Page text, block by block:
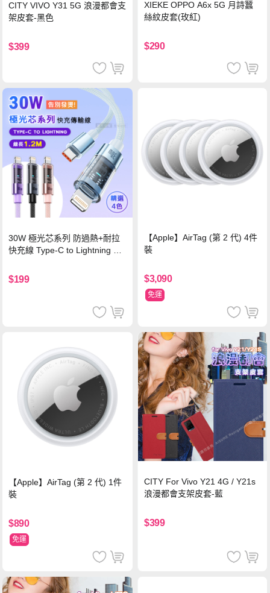
CITY VIVO Y31 5G 浪漫都會支
架皮套-黑色
$399
XIEKE OPPO A6x 5G 月詩蠶
絲紋皮套(玫紅)
$290
30W 極光芯系列 防過熱+耐拉
快充線 Type-C to Lightning 傳
$199
【Apple】AirTag (第 2 代) 4件
裝
$3,090
免運
【Apple】AirTag (第 2 代) 1件
裝
$890
免運
CITY For Vivo Y21 4G / Y21s
浪漫都會支架皮套-藍
$399